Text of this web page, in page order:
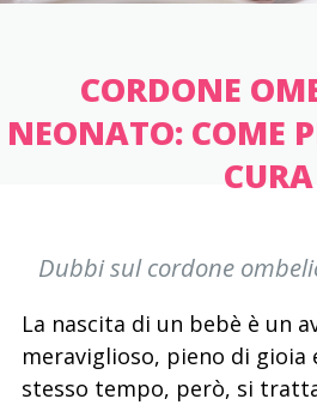
CORDONE
NEONATO: COME
CURA
Dubbi sul cordone
La nascita di un bebè è un
meraviglioso, pieno di gioia
stesso tempo, però, si